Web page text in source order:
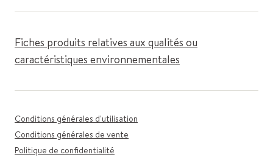
Fiches produits relatives aux qualités ou
caractéristiques environnementales
Conditions générales d'utilisation
Conditions générales de vente
Politique de confidentialité